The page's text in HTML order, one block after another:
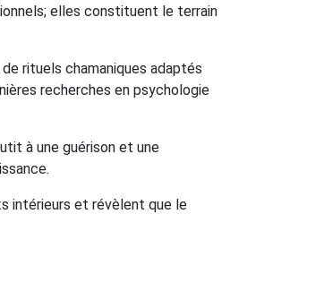
elles constituent le terrain
rituels chamaniques adaptés
recherches en psychologie
à une guérison et une
intérieurs et révèlent que le